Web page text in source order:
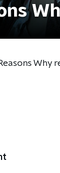
Why